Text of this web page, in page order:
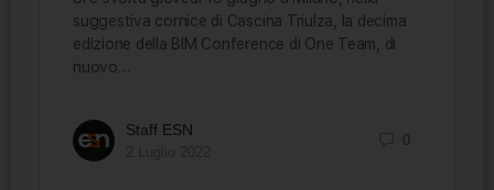
suggestiva cornice di Cascina Triulza, la decima
edizione della BIM Conference di One Team, di
nuovo…
Staff ESN
0